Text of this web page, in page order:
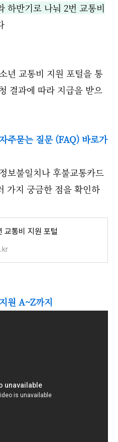
하반기로 나눠 2번 교통비
년 교통비 지원 포털을 통
결과에 따라 지급을 받으
주묻는 질문 (FAQ) 바로가
보불일치나 후불교통카드
가지 궁금한 점을 확인하
교통비 지원 포털
원 A~Z까지